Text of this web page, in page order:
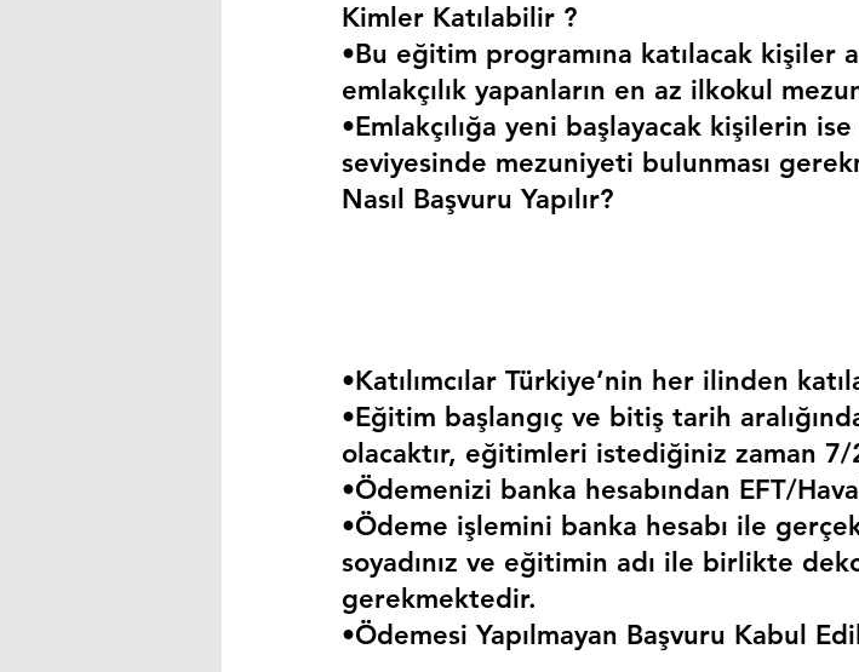
Kimler Katılabilir ?
•Bu eğitim programına katılacak kişiler
emlakçılık yapanların en az ilkokul
•Emlakçılığa yeni başlayacak kişilerin
seviyesinde mezuniyeti bulunması
Nasıl Başvuru Yapılır?
•Katılımcılar Türkiye’nin her ilinden
•Eğitim başlangıç ve bitiş tarih
olacaktır, eğitimleri istediğiniz zaman
•Ödemenizi banka hesabından EFT/
•Ödeme işlemini banka hesabı ile
soyadınız ve eğitimin adı ile birlikte
gerekmektedir.
•Ödemesi Yapılmayan Başvuru Kabul